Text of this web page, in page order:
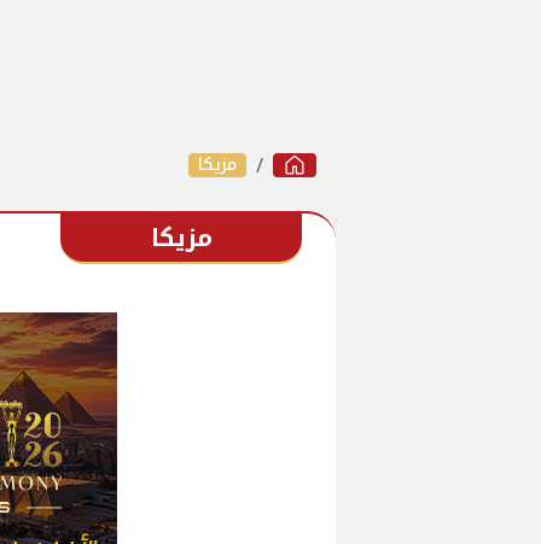
مزيكا
مزيكا